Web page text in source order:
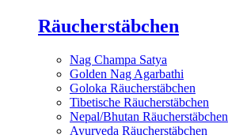
Räucherstäbchen
Nag Champa Satya
Golden Nag Agarbathi
Goloka Räucherstäbchen
Tibetische Räucherstäbchen
Nepal/Bhutan Räucherstäbchen
Ayurveda Räucherstäbchen